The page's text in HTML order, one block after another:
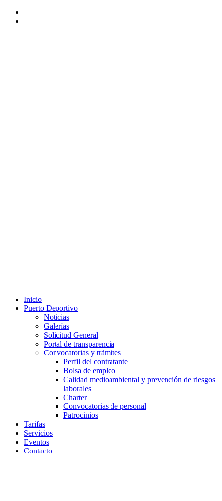
Inicio
Puerto Deportivo
Noticias
Galerías
Solicitud General
Portal de transparencia
Convocatorias y trámites
Perfil del contratante
Bolsa de empleo
Calidad medioambiental y prevención de riesgos
laborales
Charter
Convocatorias de personal
Patrocinios
Tarifas
Servicios
Eventos
Contacto